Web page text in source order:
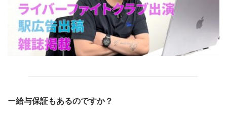
ー給与保証もあるのですか？